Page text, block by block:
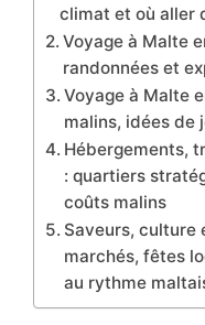
climat et où aller
Voyage à Malte
randonnées et
Voyage à Malte
malins, idées de
Hébergements,
: quartiers
coûts malins
Saveurs, culture
marchés, fêtes
au rythme